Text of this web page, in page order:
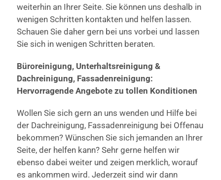
weiterhin an Ihrer Seite. Sie können uns deshalb in
wenigen Schritten kontakten und helfen lassen.
Schauen Sie daher gern bei uns vorbei und lassen
Sie sich in wenigen Schritten beraten.
Büroreinigung, Unterhaltsreinigung &
Dachreinigung, Fassadenreinigung:
Hervorragende Angebote zu tollen Konditionen
Wollen Sie sich gern an uns wenden und Hilfe bei
der Dachreinigung, Fassadenreinigung bei Offenau
bekommen? Wünschen Sie sich jemanden an Ihrer
Seite, der helfen kann? Sehr gerne helfen wir
ebenso dabei weiter und zeigen merklich, worauf
es ankommen wird. Jederzeit sind wir dann